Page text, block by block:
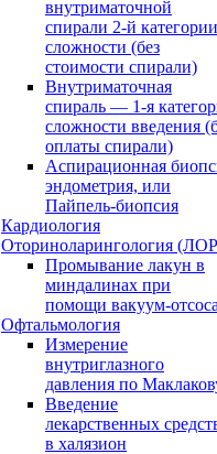
внутриматочной
спирали 2-й категории
сложности (без
стоимости спирали)
Внутриматочная
спираль — 1-я
сложности введения
оплаты спирали)
Аспирационная
эндометрия, или
Пайпель-биопсия
Кардиология
Оториноларингология
Промывание лакун в
миндалинах при
помощи вакуум-отсоса
Офтальмология
Измерение
внутриглазного
давления по
Введение
лекарственных
в халязион